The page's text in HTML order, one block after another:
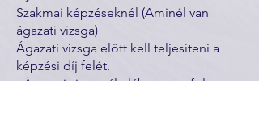
Szakmai képzéseknél (Aminél van
ágazati vizsga)
Ágazati vizsga előtt kell teljesíteni a
képzési díj felét.
- Ágazati vizsga általában a tanfolyam